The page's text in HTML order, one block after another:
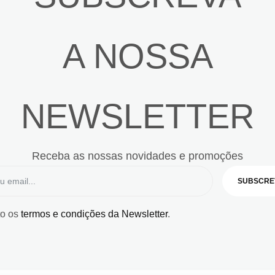
A NOSSA
NEWSLETTER
Receba as nossas novidades e promoções
os termos e condições da Newsletter.